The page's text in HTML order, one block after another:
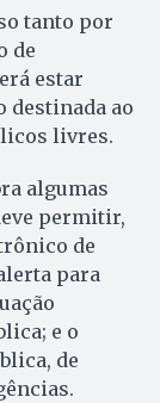
tanto por
de
estar
destinada ao
livres.
algumas
permitir,
de
para
e o
de